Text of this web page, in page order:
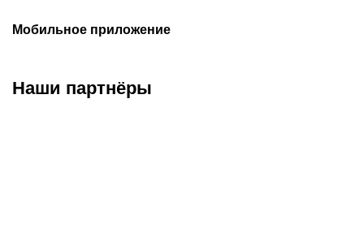
Мобильное приложение
Наши партнёры